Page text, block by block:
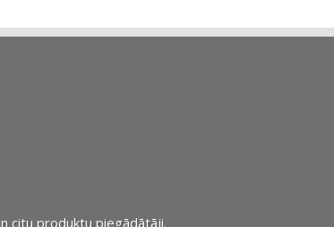
citu produktu piegādātāji.